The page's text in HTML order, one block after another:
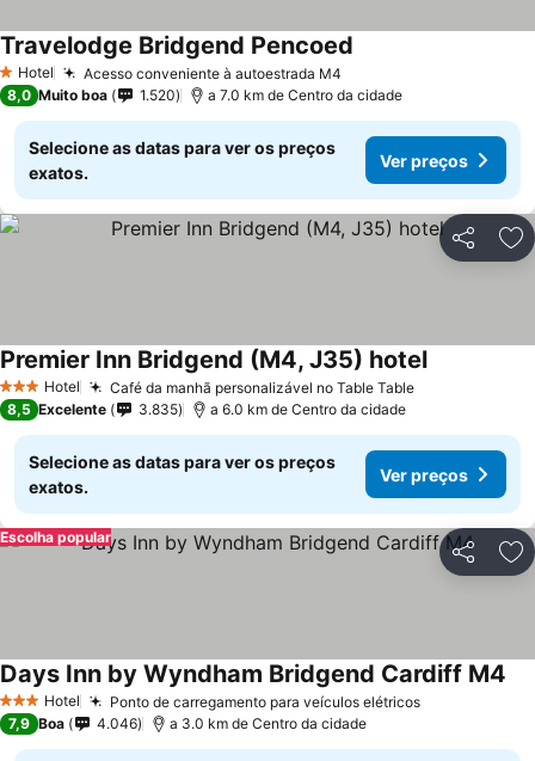
1 Estrelas
Hotel Acesso conveniente à autoestrada M4
Travelodge Bridgend Pencoed
8,0 Muito boa 1.520 a 7.0 km de Centro da cidade
Selecione as datas para ver os preços
exatos.
Ver preços
Partilhar
3 EstrelasHotel Café da manhã personalizável no Table TableVer preços
Premier Inn Bridgend (M4, J35) hotelVer preços
8,5 Excelente 3.835 a 6.0 km de Centro da cidade
Selecione as datas para ver os preços
exatos.
Ver preços
Partilhar
Escolha popular
3 EstrelasHotel Ponto de carregamento para veículos elétricosVer preços
Days Inn by Wyndham Bridgend Cardiff M4
7,9 Boa 4.046 a 3.0 km de Centro da cidade